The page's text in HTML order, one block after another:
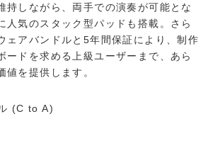
持しながら、両手での演奏が可能とな
人気のスタック型パッドも搭載。さら
ェアバンドルと5年間保証により、制作
ードを求める上級ユーザーまで、あら
値を提供します。
(C to A)